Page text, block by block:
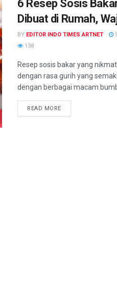
6 Resep Sosis
Dibuat di Rumah,
BY EDITOR INDO TIMES ARTNET
138
Resep sosis bakar yang
dengan rasa gurih yang
dengan berbagai macam
READ MOREDETAILS